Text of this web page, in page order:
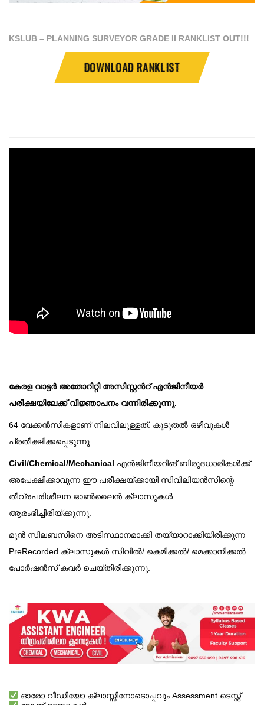
KSLUB – PLANNING SURVEYOR GRADE II RANKLIST OUT!!!
DOWNLOAD RANKLIST
കേരള വാട്ടർ അതോറിറ്റി അസിസ്റ്റൻറ് എൻജിനീയർ
പരീക്ഷയിലേക്ക് വിജ്ഞാപനം വന്നിരിക്കുന്നു.
64 വേക്കൻസികളാണ് നിലവിലുള്ളത്. കൂടുതൽ ഒഴിവുകൾ
പ്രതീക്ഷിക്കപ്പെടുന്നു.
Civil/Chemical/Mechanical എൻജിനീയറിങ് ബിരുദധാരികൾക്ക്
അപേക്ഷിക്കാവുന്ന ഈ പരീക്ഷയ്ക്കായി സിവിലിയൻസിന്റെ
തീവ്രപരിശീലന ഓൺലൈൻ ക്ലാസുകൾ
ആരംഭിച്ചിരിയ്ക്കുന്നു.
മുൻ സിലബസിനെ അടിസ്ഥാനമാക്കി തയ്യാറാക്കിയിരിക്കുന്ന
PreRecorded ക്ലാസുകൾ സിവിൽ/ കെമിക്കൽ/ മെക്കാനിക്കൽ
പോർഷൻസ് കവർ ചെയ്തിരിക്കുന്നു.
ഓരോ വീഡിയോ ക്ലാസ്സിനോടൊപ്പവും Assessment ടെസ്റ്റ്